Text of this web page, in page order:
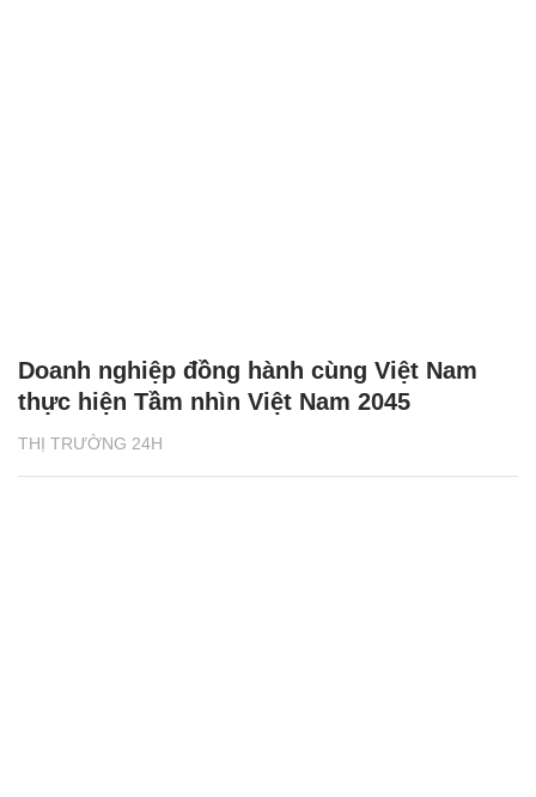
THỊ TRƯỜNG 24H
Doanh nghiệp đồng hành cùng Việt Nam
thực hiện Tầm nhìn Việt Nam 2045